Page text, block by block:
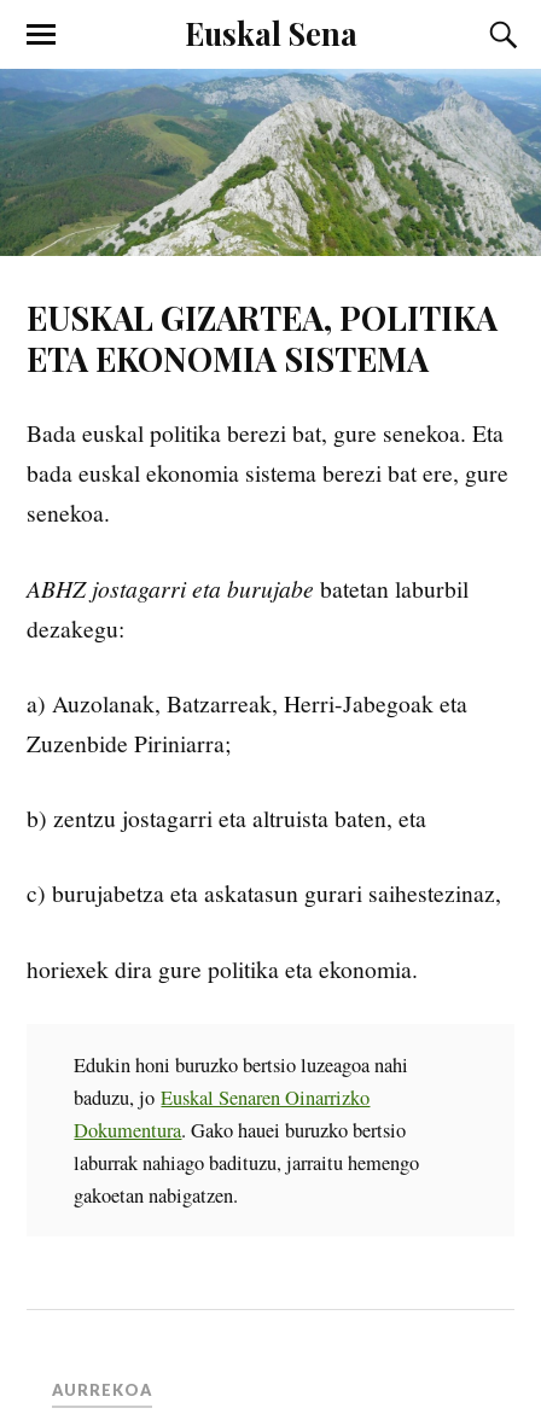
Euskal Sena
EUSKAL GIZARTEA, POLITIKA
ETA EKONOMIA SISTEMA
Bada euskal politika berezi bat, gure senekoa. Eta
bada euskal ekonomia sistema berezi bat ere, gure
senekoa.
ABHZ jostagarri eta burujabe batetan laburbil
dezakegu:
a) Auzolanak, Batzarreak, Herri-Jabegoak eta
Zuzenbide Piriniarra;
b) zentzu jostagarri eta altruista baten, eta
c) burujabetza eta askatasun gurari saihestezinaz,
horiexek dira gure politika eta ekonomia.
Edukin honi buruzko bertsio luzeagoa nahi
baduzu, joEuskal Senaren Oinarrizko
Dokumentura. Gako hauei buruzko bertsio
laburrak nahiago badituzu, jarraitu hemengo
gakoetan nabigatzen.
AURREKOA